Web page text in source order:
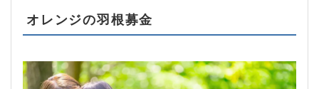
オレンジの羽根募金